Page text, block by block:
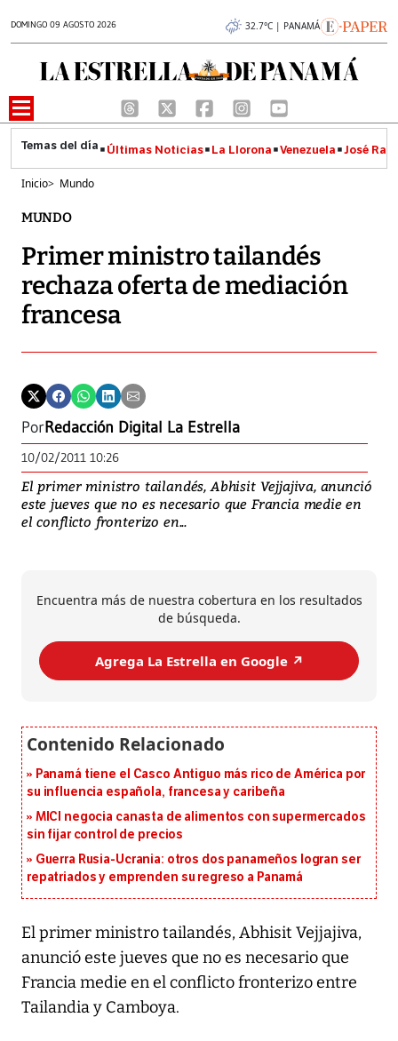
DOMINGO 09 AGOSTO 2026 32.7°C | PANAMÁ
Últimas Noticias La Llorona Venezuela José
Inicio> Mundo
MUNDO
Primer ministro tailandés
rechaza oferta de mediación
francesa
PorRedacción Digital La Estrella
10/02/2011 10:26
El primer ministro tailandés, Abhisit Vejjajiva, anunció
este jueves que no es necesario que Francia medie en
el conflicto fronterizo en...
Encuentra más de nuestra cobertura en los resultados
de búsqueda.
Agrega La Estrella en Google ↗️
Panamá tiene el Casco Antiguo más rico de América por
su influencia española, francesa y caribeña
MICI negocia canasta de alimentos con supermercados
sin fijar control de precios
Guerra Rusia-Ucrania: otros dos panameños logran ser
repatriados y emprenden su regreso a Panamá
El primer ministro tailandés, Abhisit Vejjajiva,
anunció este jueves que no es necesario que
Francia medie en el conflicto fronterizo entre
Tailandia y Camboya.